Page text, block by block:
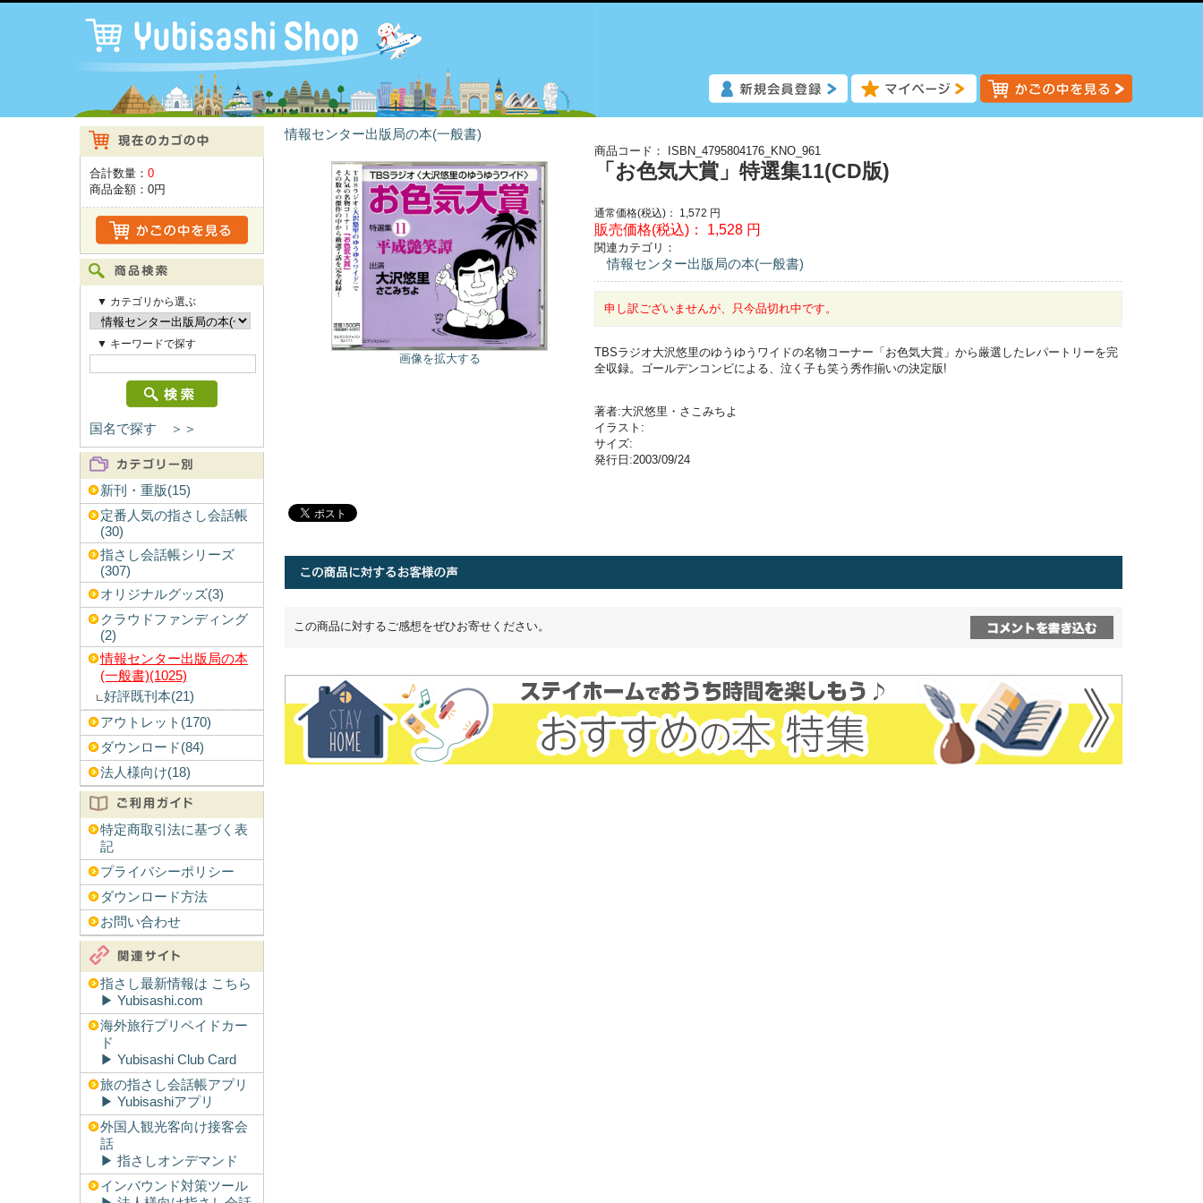
合計数量： 0
商品金額： 0円
▼ カテゴリから選ぶ
▼ キーワードで探す
国名で探す ＞＞
新刊・重版(15)
定番人気の指さし会話帳
(30)
指さし会話帳シリーズ
(307)
オリジナルグッズ(3)
クラウドファンディング
(2)
情報センター出版局の本
(一般書)(1025)
好評既刊本(21)
アウトレット(170)
ダウンロード(84)
法人様向け(18)
特定商取引法に基づく表
記
プライバシーポリシー
ダウンロード方法
お問い合わせ
指さし最新情報は こちら
▶︎ Yubisashi.com
海外旅行プリペイドカー
ド
▶︎ Yubisashi Club Card
旅の指さし会話帳アプリ
▶︎ Yubisashiアプリ
外国人観光客向け接客会
話
▶︎ 指さしオンデマンド
インバウンド対策ツール
情報センター出版局の本(一般書)
画像を拡大する
商品コード： ISBN_4795804176_KNO_961
「お色気大賞」特選集11(CD版)
通常価格(税込)： 1,572 円
販売価格(税込)： 1,528 円
関連カテゴリ：
情報センター出版局の本(一般書)
申し訳ございませんが、只今品切れ中です。
TBSラジオ大沢悠里のゆうゆうワイドの名物コーナー「お色気大賞」から厳選したレパートリーを完
全収録。ゴールデンコンビによる、泣く子も笑う秀作揃いの決定版!
著者:大沢悠里・さこみちよ
イラスト:
サイズ:
発行日:2003/09/24
この商品に対するご感想をぜひお寄せください。